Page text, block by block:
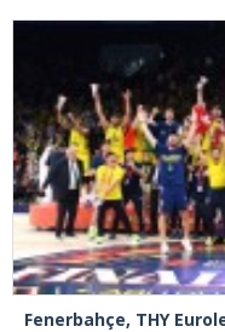
Fenerbahçe, THY